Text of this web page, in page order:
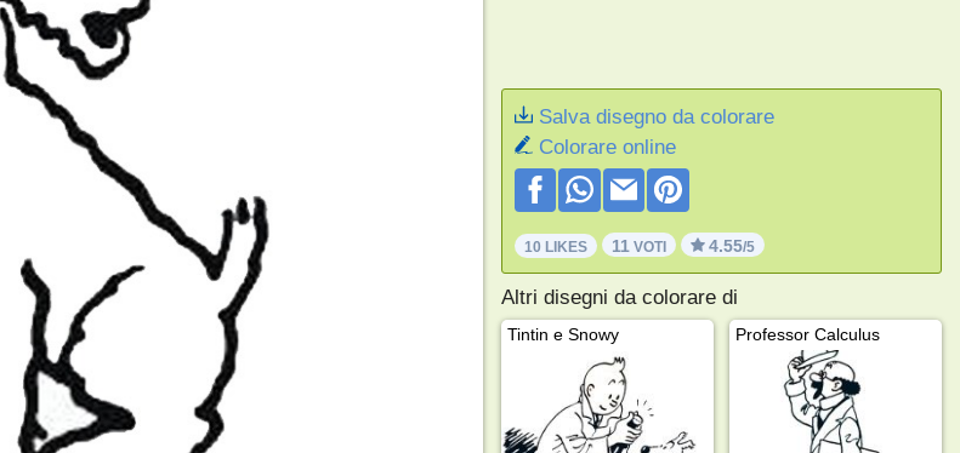
Salva disegno da colorare
Colorare online
10 LIKES 11 VOTI 4.55/5
Altri disegni da colorare di
Tintin e Snowy Professor Calculus